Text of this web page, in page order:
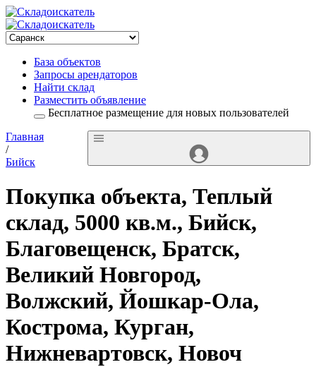
База объектов
Запросы арендаторов
Найти склад
Разместить объявление
Бесплатное размещение для новых пользователей
Главная
/
Бийск
Покупка объекта, Теплый
склад, 5000 кв.м., Бийск,
Благовещенск, Братск,
Великий Новгород,
Волжский, Йошкар-Ола,
Кострома, Курган,
Нижневартовск, Новоч